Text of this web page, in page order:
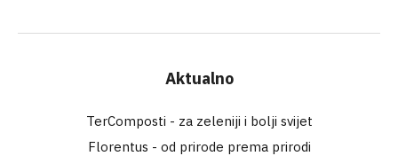
Aktualno
TerComposti - za zeleniji i bolji svijet
Florentus - od prirode prema prirodi